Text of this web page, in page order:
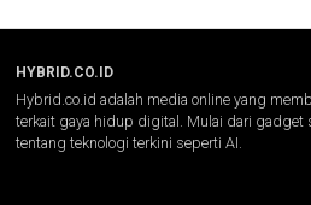
HYBRID.CO.ID
Hybrid.co.id adalah media online yang
terkait gaya hidup digital. Mulai dari gadget
tentang teknologi terkini seperti AI.